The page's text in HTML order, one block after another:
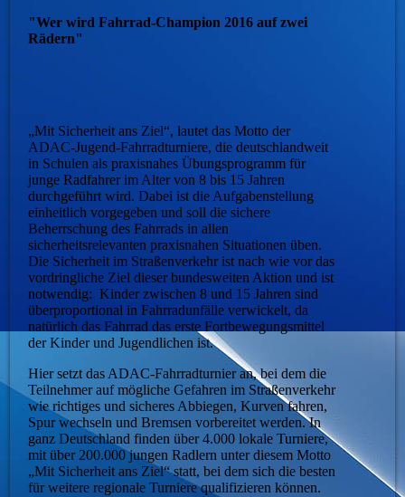
"Wer wird Fahrrad-Champion 2016 auf zwei
Rädern"
„Mit Sicherheit ans Ziel“, lautet das Motto der
ADAC-Jugend-Fahrradturniere, die deutschlandweit
in Schulen als praxisnahes Übungsprogramm für
junge Radfahrer im Alter von 8 bis 15 Jahren
durchgeführt wird. Dabei ist die Aufgabenstellung
einheitlich vorgegeben und soll die sichere
Beherrschung des Fahrrads in allen
sicherheitsrelevanten praxisnahen Situationen üben.
Die Sicherheit im Straßenverkehr ist nach wie vor das
vordringliche Ziel dieser bundesweiten Aktion und ist
notwendig: Kinder zwischen 8 und 15 Jahren sind
überproportional in Fahrradunfälle verwickelt, da
natürlich das Fahrrad das erste Fortbewegungsmittel
der Kinder und Jugendlichen ist.
Hier setzt das ADAC-Fahrradturnier an, bei dem die
Teilnehmer auf mögliche Gefahren im Straßenverkehr
wie richtiges und sicheres Abbiegen, Kurven fahren,
Spur wechseln und Bremsen vorbereitet werden.In
ganz Deutschland finden über 4.000 lokale Turniere,
mit über 200.000 jungen Radlern unter diesem Motto
„Mit Sicherheit ans Ziel“ statt, bei dem sich die besten
für weitere regionale Turniere qualifizieren können.